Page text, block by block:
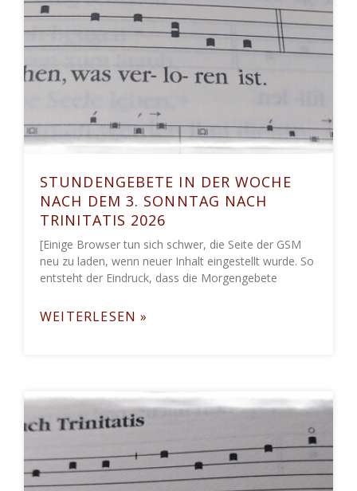
STUNDENGEBETE IN DER WOCHE
NACH DEM 3. SONNTAG NACH
TRINITATIS 2026
[Einige Browser tun sich schwer, die Seite der GSM
neu zu laden, wenn neuer Inhalt eingestellt wurde. So
entsteht der Eindruck, dass die Morgengebete
WEITERLESEN »